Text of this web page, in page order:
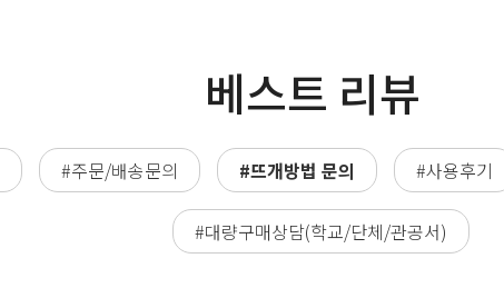
베스트 리뷰
#주문/배송문의 #뜨개방법 문의 #사용후기
#대량구매상담(학교/단체/관공서)